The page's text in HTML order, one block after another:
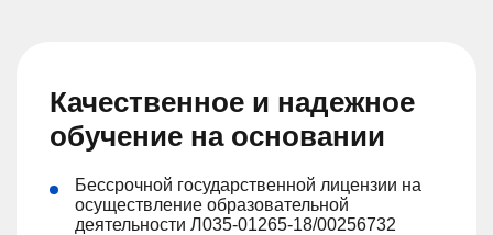
Качественное и надежное
обучение на основании
Бессрочной государственной лицензии на
осуществление образовательной
деятельности Л035-01265-18/00256732